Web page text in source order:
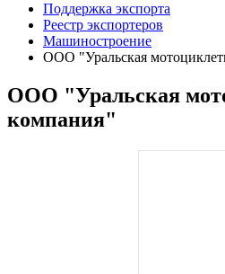
Поддержка экспорта
Реестр экспортеров
Машиностроение
ООО "Уральская
ООО "Уральская
компания"